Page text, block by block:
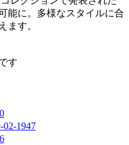
能に。多様なスタイルに合
ます。
す
02-1947